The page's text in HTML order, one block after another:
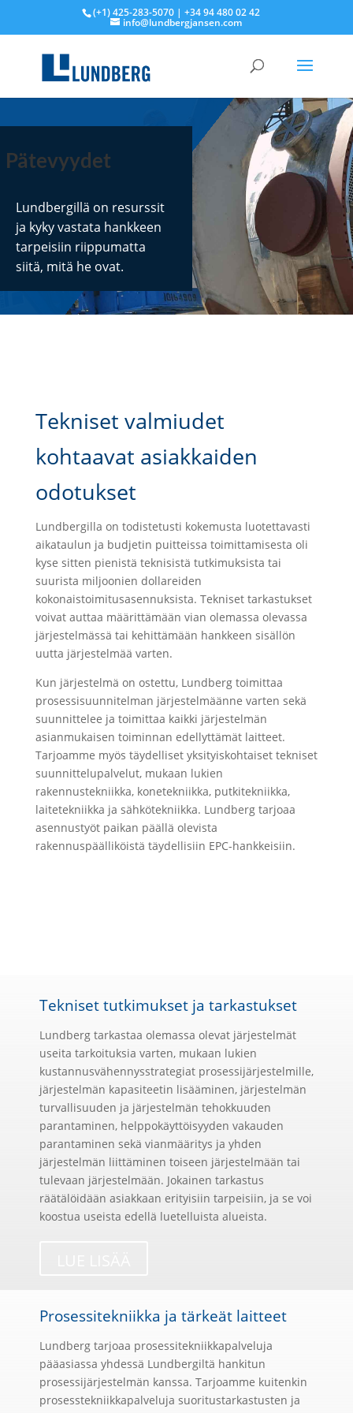
(+1) 425-283-5070 | +34 94 480 02 42
info@lundbergjansen.com
Pätevyydet
Lundbergillä on resurssit
ja kyky vastata hankkeen
tarpeisiin riippumatta
siitä, mitä he ovat.
Tekniset valmiudet
kohtaavat asiakkaiden
odotukset
Lundbergilla on todistetusti kokemusta luotettavasti
aikataulun ja budjetin puitteissa toimittamisesta oli
kyse sitten pienistä teknisistä tutkimuksista tai
suurista miljoonien dollareiden
kokonaistoimitusasennuksista. Tekniset tarkastukset
voivat auttaa määrittämään vian olemassa olevassa
järjestelmässä tai kehittämään hankkeen sisällön
uutta järjestelmää varten.
Kun järjestelmä on ostettu, Lundberg toimittaa
prosessisuunnitelman järjestelmäänne varten sekä
suunnittelee ja toimittaa kaikki järjestelmän
asianmukaisen toiminnan edellyttämät laitteet.
Tarjoamme myös täydelliset yksityiskohtaiset tekniset
suunnittelupalvelut, mukaan lukien
rakennustekniikka, konetekniikka, putkitekniikka,
laitetekniikka ja sähkötekniikka. Lundberg tarjoaa
asennustyöt paikan päällä olevista
rakennuspäälliköistä täydellisiin EPC-hankkeisiin.
Tekniset tutkimukset ja tarkastukset
Lundberg tarkastaa olemassa olevat järjestelmät
useita tarkoituksia varten, mukaan lukien
kustannusvähennysstrategiat prosessijärjestelmille,
järjestelmän kapasiteetin lisääminen, järjestelmän
turvallisuuden ja järjestelmän tehokkuuden
parantaminen, helppokäyttöisyyden vakauden
parantaminen sekä vianmääritys ja yhden
järjestelmän liittäminen toiseen järjestelmään tai
tulevaan järjestelmään. Jokainen tarkastus
räätälöidään asiakkaan erityisiin tarpeisiin, ja se voi
koostua useista edellä luetelluista alueista.
Prosessitekniikka ja tärkeät laitteet
Lundberg tarjoaa prosessitekniikkapalveluja
pääasiassa yhdessä Lundbergiltä hankitun
prosessijärjestelmän kanssa. Tarjoamme kuitenkin
prosesstekniikkapalveluja suoritustarkastusten ja